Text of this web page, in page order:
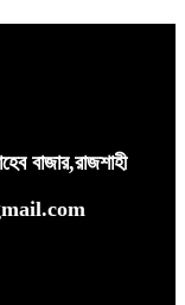
বাজার,রাজশাহী